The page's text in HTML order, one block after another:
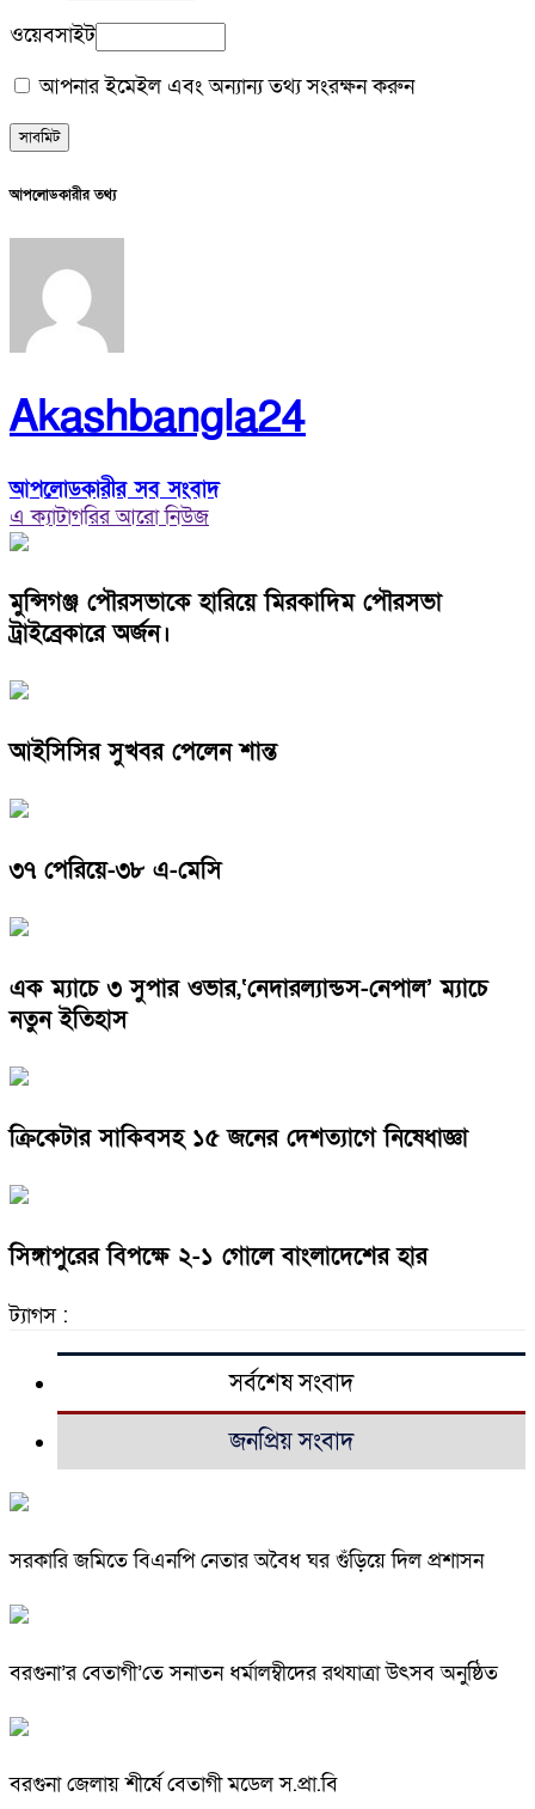
ওয়েবসাইট
আপনার ইমেইল এবং অন্যান্য তথ্য সংরক্ষন করুন
আপলোডকারীর তথ্য
Akashbangla24
আপলোডকারীর সব সংবাদ
এ ক্যাটাগরির আরো নিউজ
মুন্সিগঞ্জ পৌরসভাকে হারিয়ে মিরকাদিম পৌরসভা
ট্রাইব্রেকারে অর্জন।
আইসিসির সুখবর পেলেন শান্ত
৩৭ পেরিয়ে-৩৮ এ-মেসি
এক ম্যাচে ৩ সুপার ওভার,‘নেদারল্যান্ডস-নেপাল’ ম্যাচে
নতুন ইতিহাস
ক্রিকেটার সাকিবসহ ১৫ জনের দেশত্যাগে নিষেধাজ্ঞা
সিঙ্গাপুরের বিপক্ষে ২-১ গোলে বাংলাদেশের হার
ট্যাগস :
সর্বশেষ সংবাদ
জনপ্রিয় সংবাদ
সরকারি জমিতে বিএনপি নেতার অবৈধ ঘর গুঁড়িয়ে দিল প্রশাসন
বরগুনা’র বেতাগী’তে সনাতন ধর্মালম্বীদের রথযাত্রা উৎসব অনুষ্ঠিত
বরগুনা জেলায় শীর্ষে বেতাগী মডেল স.প্রা.বি